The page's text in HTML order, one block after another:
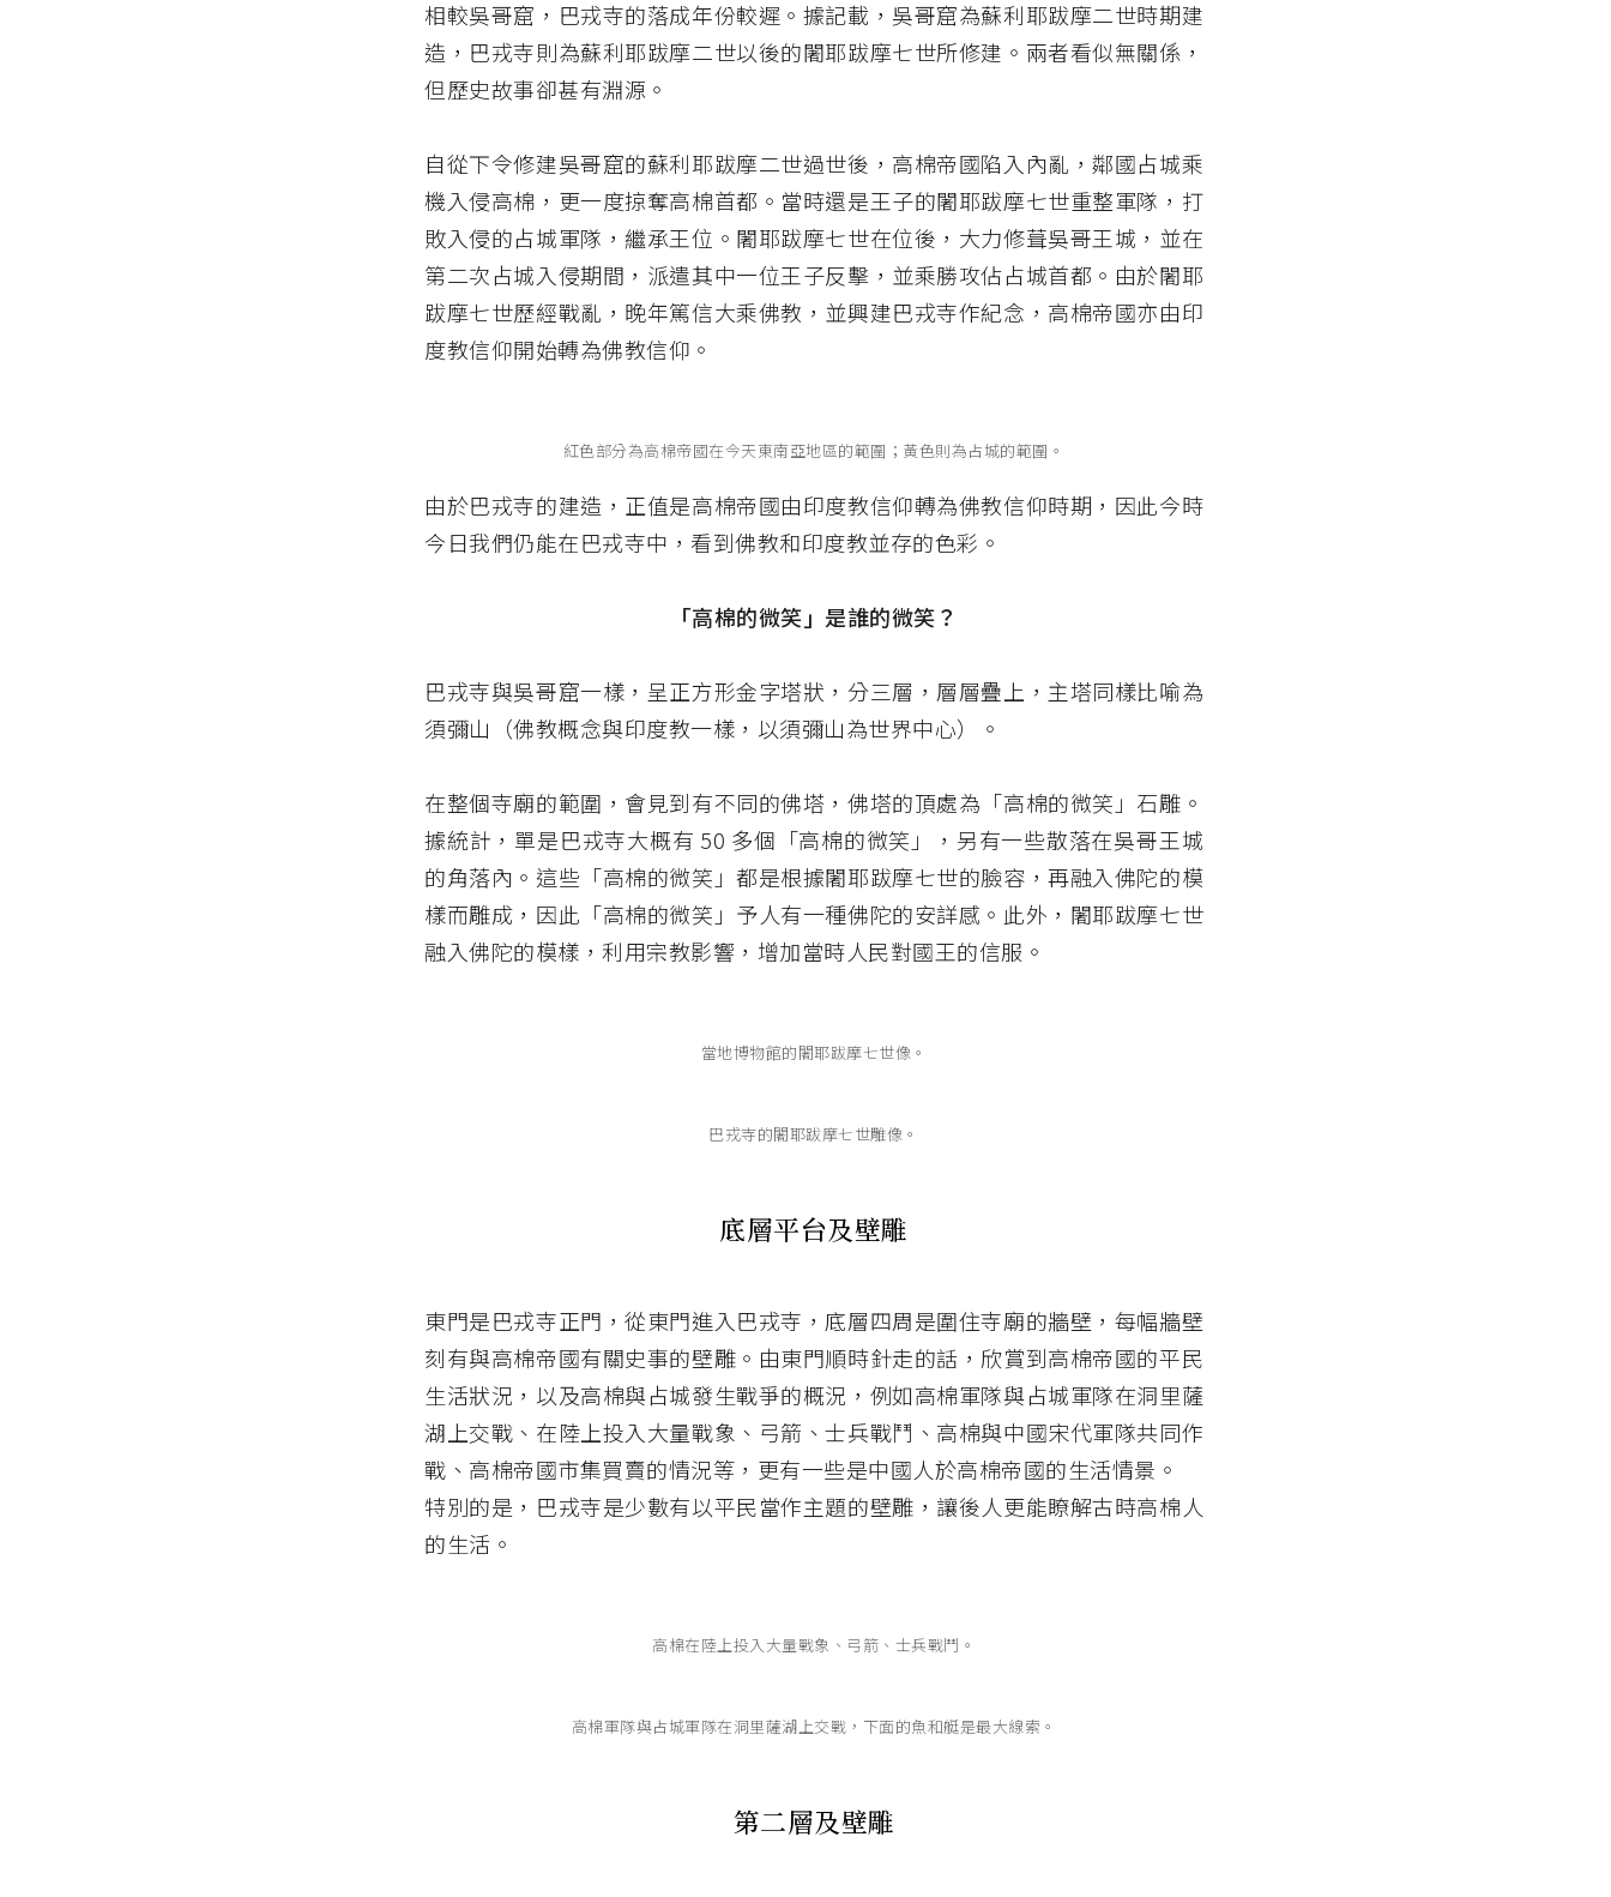
相較吳哥窟，巴戎寺的落成年份較遲。據記載，吳哥窟為蘇利耶跋摩二世時期建
造，巴戎寺則為蘇利耶跋摩二世以後的闍耶跋摩七世所修建。兩者看似無關係，
但歷史故事卻甚有淵源。
自從下令修建吳哥窟的蘇利耶跋摩二世過世後，高棉帝國陷入內亂，鄰國占城乘
機入侵高棉，更一度掠奪高棉首都。當時還是王子的闍耶跋摩七世重整軍隊，打
敗入侵的占城軍隊，繼承王位。闍耶跋摩七世在位後，大力修葺吳哥王城，並在
第二次占城入侵期間，派遣其中一位王子反擊，並乘勝攻佔占城首都。由於闍耶
跋摩七世歷經戰亂，晚年篤信大乘佛教，並興建巴戎寺作紀念，高棉帝國亦由印
度教信仰開始轉為佛教信仰。
紅色部分為高棉帝國在今天東南亞地區的範圍；黃色則為占城的範圍。
由於巴戎寺的建造，正值是高棉帝國由印度教信仰轉為佛教信仰時期，因此今時
今日我們仍能在巴戎寺中，看到佛教和印度教並存的色彩。
「高棉的微笑」是誰的微笑？
巴戎寺與吳哥窟一樣，呈正方形金字塔狀，分三層，層層疊上，主塔同樣比喻為
須彌山（佛教概念與印度教一樣，以須彌山為世界中心）。
在整個寺廟的範圍，會見到有不同的佛塔，佛塔的頂處為「高棉的微笑」石雕。
據統計，單是巴戎寺大概有 50 多個「高棉的微笑」，另有一些散落在吳哥王城
的角落內。這些「高棉的微笑」都是根據闍耶跋摩七世的臉容，再融入佛陀的模
樣而雕成，因此「高棉的微笑」予人有一種佛陀的安詳感。此外，闍耶跋摩七世
融入佛陀的模樣，利用宗教影響，增加當時人民對國王的信服。
當地博物館的闍耶跋摩七世像。
巴戎寺的闍耶跋摩七世雕像。
底層平台及壁雕
東門是巴戎寺正門，從東門進入巴戎寺，底層四周是圍住寺廟的牆壁，每幅牆壁
刻有與高棉帝國有關史事的壁雕。由東門順時針走的話，欣賞到高棉帝國的平民
生活狀況，以及高棉與占城發生戰爭的概況，例如高棉軍隊與占城軍隊在洞里薩
湖上交戰、在陸上投入大量戰象、弓箭、士兵戰鬥、高棉與中國宋代軍隊共同作
戰、高棉帝國市集買賣的情況等，更有一些是中國人於高棉帝國的生活情景。
特別的是，巴戎寺是少數有以平民當作主題的壁雕，讓後人更能瞭解古時高棉人
的生活。
高棉在陸上投入大量戰象、弓箭、士兵戰鬥。
高棉軍隊與占城軍隊在洞里薩湖上交戰，下面的魚和艇是最大線索。
第二層及壁雕